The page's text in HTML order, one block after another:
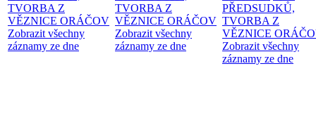
TVORBA Z
VĚZNICE ORÁČOV
Zobrazit všechny
záznamy ze dne
TVORBA Z
VĚZNICE ORÁČOV
Zobrazit všechny
záznamy ze dne
PŘEDSUDKŮ,
TVORBA Z
VĚZNICE
Zobrazit všechny
záznamy ze dne